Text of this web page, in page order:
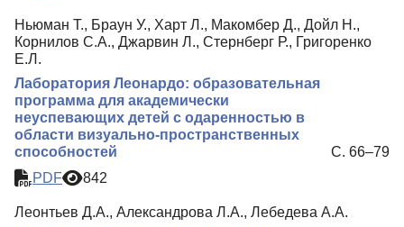
Ньюман Т., Браун У., Харт Л., Макомбер Д., Дойл Н.,
Корнилов С.А., Джарвин Л., Стернберг Р., Григоренко
Е.Л.
Лаборатория Леонардо: образовательная
программа для академически
неуспевающих детей с одаренностью в
области визуально-пространственных
способностей
С. 66–79
PDF
842
Леонтьев Д.А., Александрова Л.А., Лебедева А.А.